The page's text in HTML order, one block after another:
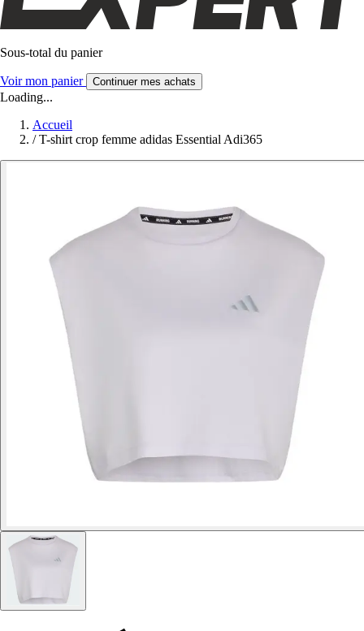
Sous-total du panier
Voir mon panier Continuer mes achats
Loading...
Accueil
/ T-shirt crop femme adidas Essential Adi365